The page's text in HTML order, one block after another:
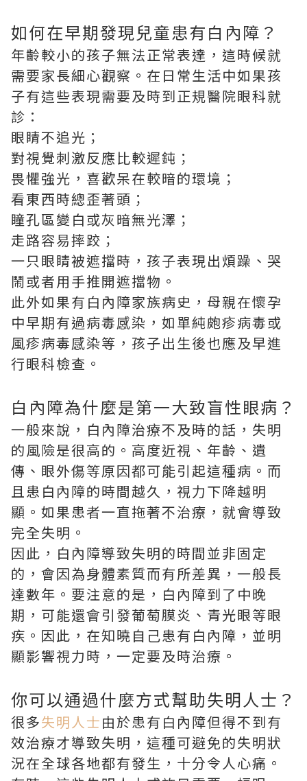
如何在早期發現兒童患有白內障？
年齡較小的孩子無法正常表達，這時候就
需要家長細心觀察。在日常生活中如果孩
子有這些表現需要及時到正規醫院眼科就
診：
眼睛不追光；
對視覺刺激反應比較遲鈍；
畏懼強光，喜歡呆在較暗的環境；
看東西時總歪著頭；
瞳孔區變白或灰暗無光澤；
走路容易摔跤；
一只眼睛被遮擋時，孩子表現出煩躁、哭
鬧或者用手推開遮擋物。
此外如果有白內障家族病史，母親在懷孕
中早期有過病毒感染，如單純皰疹病毒或
風疹病毒感染等，孩子出生後也應及早進
行眼科檢查。
白內障為什麼是第一大致盲性眼病？
一般來說，白內障治療不及時的話，失明
的風險是很高的。高度近視、年齡、遺
傳、眼外傷等原因都可能引起這種病。而
且患白內障的時間越久，視力下降越明
顯。如果患者一直拖著不治療，就會導致
完全失明。
因此，白內障導致失明的時間並非固定
的，會因為身體素質而有所差異，一般長
達數年。要注意的是，白內障到了中晚
期，可能還會引發葡萄膜炎、青光眼等眼
疾。因此，在知曉自己患有白內障，並明
顯影響視力時，一定要及時治療。
你可以通過什麼方式幫助失明人士？
很多失明人士由於患有白內障但得不到有
效治療才導致失明，這種可避免的失明狀
況在全球各地都有發生，十分令人心痛。